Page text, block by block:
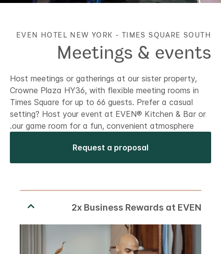
EVEN HOTEL NEW YORK - TIMES SQUARE SOUTH
Meetings & events
Host meetings or gatherings at our sister property,
Crowne Plaza HY36, with flexible meeting rooms in
Times Square for up to 66 guests. Prefer a casual
setting? Host your event at EVEN® Kitchen & Bar or
our game room for a fun, convenient atmosphere.
Request a proposal